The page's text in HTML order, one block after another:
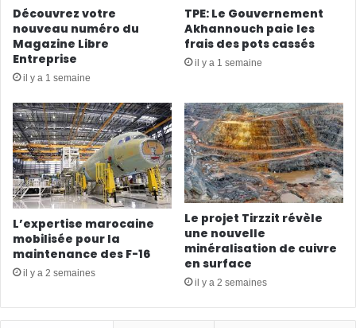
Découvrez votre
nouveau numéro du
Magazine Libre
Entreprise
il y a 1 semaine
TPE: Le Gouvernement
Akhannouch paie les
frais des pots cassés
il y a 1 semaine
L’expertise marocaine
mobilisée pour la
maintenance des F-16
il y a 2 semaines
Le projet Tirzzit révèle
une nouvelle
minéralisation de cuivre
en surface
il y a 2 semaines